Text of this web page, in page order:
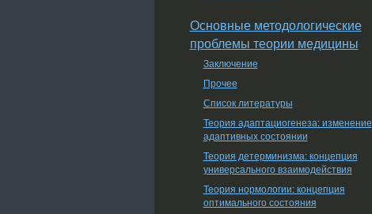
Основные методологические
проблемы теории медицины
Заключение
Прочее
Список литературы
Теория адаптациогенеза: изменение
адаптивных состоянии
Теория детерминизма: концепция
универсального взаимодействия
Теория нормологии: концепция
оптимального состояния